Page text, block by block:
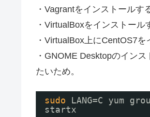
・Vagrantをインストールす
・VirtualBoxをインストール
・VirtualBox上にCentOS7を
・GNOME Desktopのイン
たいため。
sudo LANG=C yum
startx